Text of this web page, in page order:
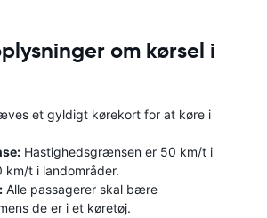
om kørsel i
et gyldigt kørekort for at køre i
Hastighedsgrænsen er 50 km/t i
km/t i landområder.
Alle passagerer skal bære
de er i et køretøj.